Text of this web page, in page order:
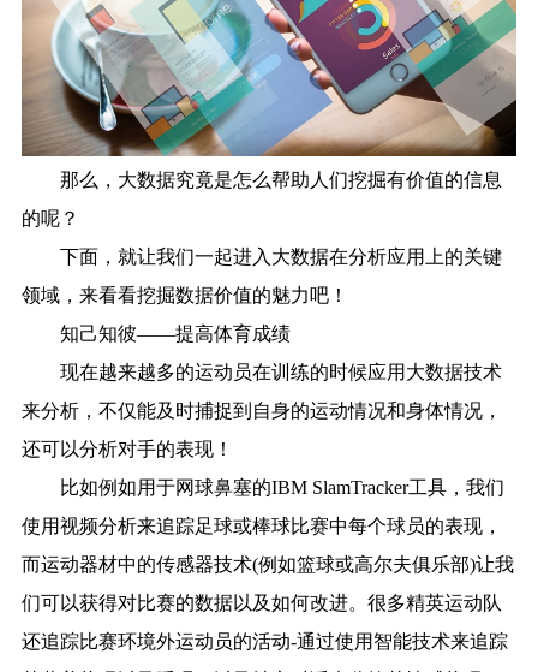
那么，大数据究竟是怎么帮助人们挖掘有价值的信息
的呢？
下面，就让我们一起进入大数据在分析应用上的关键
领域，来看看挖掘数据价值的魅力吧！
知己知彼——提高体育成绩
现在越来越多的运动员在训练的时候应用大数据技术
来分析，不仅能及时捕捉到自身的运动情况和身体情况，
还可以分析对手的表现！
比如例如用于网球鼻塞的IBM SlamTracker工具，我们
使用视频分析来追踪足球或棒球比赛中每个球员的表现，
而运动器材中的传感器技术(例如篮球或高尔夫俱乐部)让我
们可以获得对比赛的数据以及如何改进。很多精英运动队
还追踪比赛环境外运动员的活动-通过使用智能技术来追踪